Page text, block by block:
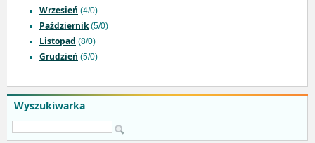
Wyszukiwarka
Wrzesień (4/0)
Październik(5/0)
Listopad (8/0)
Grudzień (5/0)